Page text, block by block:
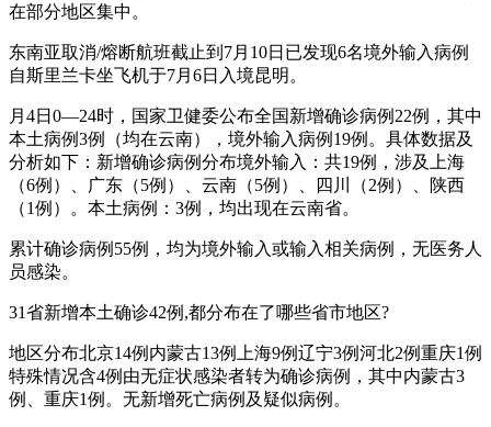
在部分地区集中。
东南亚取消/熔断航班截止到7月10日已发现6名境外输入病例
自斯里兰卡坐飞机于7月6日入境昆明。
月4日0—24时，国家卫健委公布全国新增确诊病例22例，其中
本土病例3例（均在云南），境外输入病例19例。具体数据及
分析如下：新增确诊病例分布境外输入：共19例，涉及上海
（6例）、广东（5例）、云南（5例）、四川（2例）、陕西
（1例）。本土病例：3例，均出现在云南省。
累计确诊病例55例，均为境外输入或输入相关病例，无医务人
员感染。
31省新增本土确诊42例,都分布在了哪些省市地区?
地区分布北京14例内蒙古13例上海9例辽宁3例河北2例重庆1例
特殊情况含4例由无症状感染者转为确诊病例，其中内蒙古3
例、重庆1例。无新增死亡病例及疑似病例。